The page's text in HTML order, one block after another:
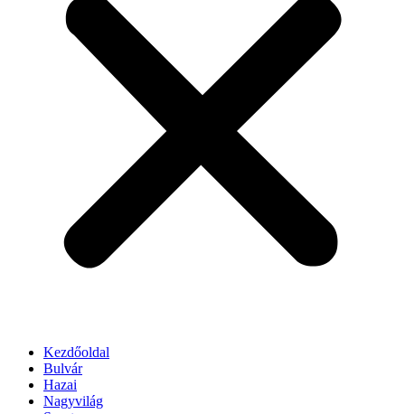
Kezdőoldal
Bulvár
Hazai
Nagyvilág